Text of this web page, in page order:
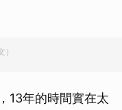
13年的時間實在太